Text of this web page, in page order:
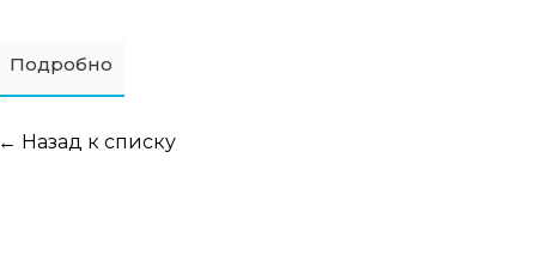
Подробно
← Назад к списку